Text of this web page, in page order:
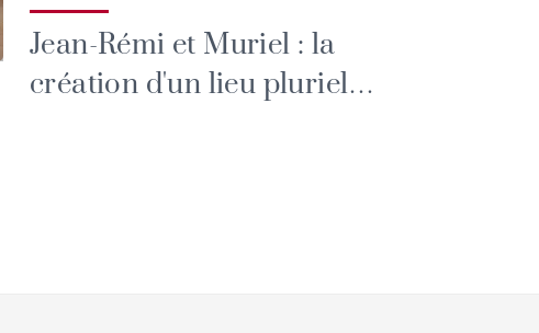
Jean-Rémi et Muriel : la
création d'un lieu pluriel